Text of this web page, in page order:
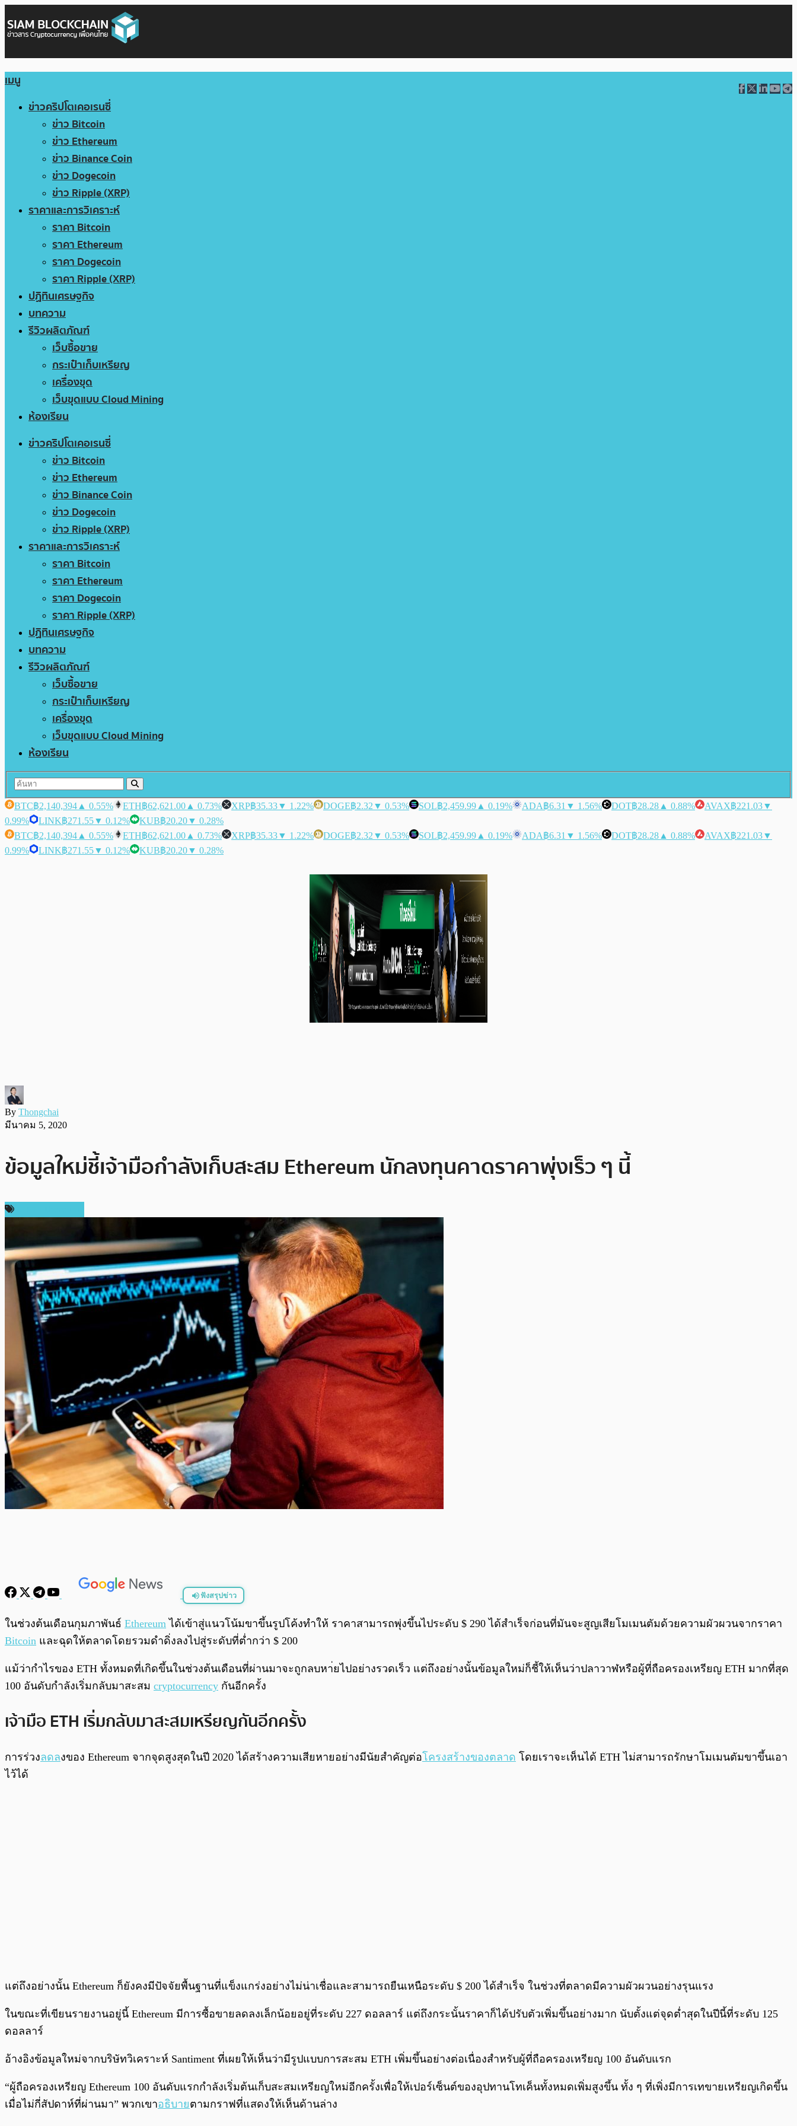
เมนู
ข่าวคริปโตเคอเรนซี่
ข่าว Bitcoin
ข่าว Ethereum
ข่าว Binance Coin
ข่าว Dogecoin
ข่าว Ripple (XRP)
ราคาและการวิเคราะห์
ราคา Bitcoin
ราคา Ethereum
ราคา Dogecoin
ราคา Ripple (XRP)
ปฏิทินเศรษฐกิจ
บทความ
รีวิวผลิตภัณฑ์
เว็บซื้อขาย
กระเป๋าเก็บเหรียญ
เครื่องขุด
เว็บขุดแบบ Cloud Mining
ห้องเรียน
ข่าวคริปโตเคอเรนซี่
ข่าว Bitcoin
ข่าว Ethereum
ข่าว Binance Coin
ข่าว Dogecoin
ข่าว Ripple (XRP)
ราคาและการวิเคราะห์
ราคา Bitcoin
ราคา Ethereum
ราคา Dogecoin
ราคา Ripple (XRP)
ปฏิทินเศรษฐกิจ
บทความ
รีวิวผลิตภัณฑ์
เว็บซื้อขาย
กระเป๋าเก็บเหรียญ
เครื่องขุด
เว็บขุดแบบ Cloud Mining
ห้องเรียน
BTC฿2,140,394 ▲ 0.55% ETH฿62,621.00 ▲ 0.73% XRP฿35.33▼ 1.22% DOGE฿2.32 ▼ 0.53% SOL฿2,459.99 ▲ 0.19% ADA฿6.31 ▼ 1.56% DOT฿28.28 ▲ 0.88% AVAX฿221.03▼
0.99%
LINK฿271.55▼ 0.12% KUB฿20.20▼ 0.28%
BTC฿2,140,394 ▲ 0.55% ETH฿62,621.00 ▲ 0.73% XRP฿35.33▼ 1.22% DOGE฿2.32 ▼ 0.53% SOL฿2,459.99 ▲ 0.19% ADA฿6.31 ▼ 1.56% DOT฿28.28 ▲ 0.88% AVAX฿221.03▼
0.99%
LINK฿271.55▼ 0.12% KUB฿20.20▼ 0.28%
By Thongchai
มีนาคม 5, 2020
ข้อมูลใหม่ชี้เจ้ามือกำลังเก็บสะสม Ethereum นักลงทุนคาดราคาพุ่งเร็ว ๆ นี้
ฟังสรุปข่าว
พร้อมเล่น 0:00
ในช่วงต้นเดือนกุมภาพันธ์ Ethereum ได้เข้าสู่แนวโน้มขาขึ้นรูปโค้งทำให้ ราคาสามารถพุ่งขึ้นไประดับ $ 290 ได้สำเร็จก่อนที่มันจะสูญเสียโมเมนตัมด้วยความผัวผวนจากราคา
Bitcoin และฉุดให้ตลาดโดยรวมดำดิ่งลงไปสู่ระดับที่ต่ำกว่า $ 200
แม้ว่ากำไรของ ETH ทั้งหมดที่เกิดขึ้นในช่วงต้นเดือนที่ผ่านมาจะถูกลบหา่ยไปอย่างรวดเร็ว แต่ถึงอย่างนั้นข้อมูลใหม่ก็ชี้ให้เห็นว่าปลาวาฬหรือผู้ที่ถือครองเหรียญ ETH มากที่สุด
100 อันดับกำลังเริ่มกลับมาสะสม cryptocurrency กันอีกครั้ง
เจ้ามือ ETH เริ่มกลับมาสะสมเหรียญกันอีกครั้ง
การร่วงลดลงของ Ethereum จากจุดสูงสุดในปี 2020 ได้สร้างความเสียหายอย่างมีนัยสำคัญต่อโครงสร้างของตลาด โดยเราจะเห็นได้ ETH ไม่สามารถรักษาโมเมนตัมขาขึ้นเอา
ไว้ได้
แต่ถึงอย่างนั้น Ethereum ก็ยังคงมีปัจจัยพื้นฐานที่แข็งแกร่งอย่างไม่น่าเชื่อและสามารถยืนเหนือระดับ $ 200 ได้สำเร็จ ในช่วงที่ตลาดมีความผัวผวนอย่างรุนแรง
ในขณะที่เขียนรายงานอยู่นี้ Ethereum มีการซื้อขายลดลงเล็กน้อยอยู่ที่ระดับ 227 ดอลลาร์ แต่ถึงกระนั้นราคาก็ได้ปรับตัวเพิ่มขึ้นอย่างมาก นับตั้งแต่จุดต่ำสุดในปีนี้ที่ระดับ 125
ดอลลาร์
อ้างอิงข้อมูลใหม่จากบริษัทวิเคราะห์ Santiment ที่เผยให้เห็นว่ามีรูปแบบการสะสม ETH เพิ่มขึ้นอย่างต่อเนื่องสำหรับผู้ที่ถือครองเหรียญ 100 อันดับแรก
“ผู้ถือครองเหรียญ Ethereum 100 อันดับแรกกำลังเริ่มต้นเก็บสะสมเหรียญใหม่อีกครั้งเพื่อให้เปอร์เซ็นต์ของอุปทานโทเค็นทั้งหมดเพิ่มสูงขึ้น ทั้ง ๆ ที่เพิ่งมีการเทขายเหรียญเกิดขึ้น
เมื่อไม่กี่สัปดาห์ที่ผ่านมา” พวกเขาอธิบายตามกราฟที่แสดงให้เห็นด้านล่าง